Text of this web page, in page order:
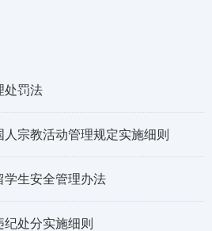
处罚法
宗教活动管理规定实施细则
学生安全管理办法
处分实施细则